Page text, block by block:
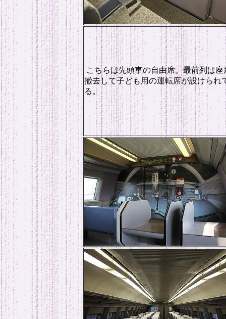
こちらは先頭車の自由席。最前列は座
撤去して子ども用の運転席が設けられ
る。